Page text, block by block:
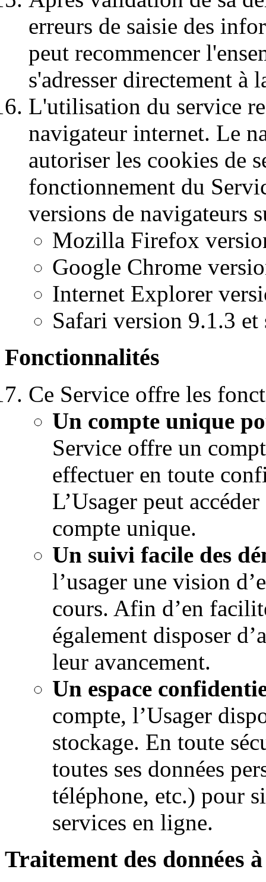
erreurs de saisie des
peut recommencer
s'adresser directement à
L'utilisation du service
navigateur internet. Le
autoriser les cookies de
fonctionnement du
versions de navigateurs
Mozilla Firefox
Google Chrome
Internet Explorer
Safari version 9.1.3 et
Fonctionnalités
Ce Service offre les
Un compte unique
Service offre un
effectuer en toute
L’Usager peut
compte unique.
Un suivi facile des
l’usager une vision
cours. Afin d’en
également disposer
leur avancement.
Un espace
compte, l’Usager
stockage. En toute
toutes ses données
téléphone, etc.) pour
services en ligne.
Traitement des données